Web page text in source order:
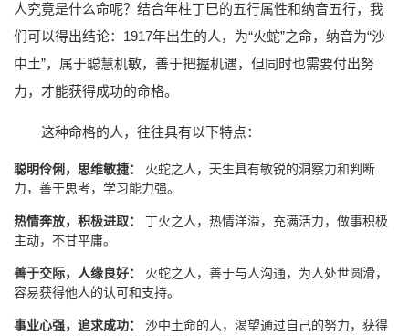
人究竟是什么命呢？结合年柱丁巳的五行属性和纳音五行，我
们可以得出结论：1917年出生的人，为“火蛇”之命，纳音为“沙
中土”，属于聪慧机敏，善于把握机遇，但同时也需要付出努
力，才能获得成功的命格。
这种命格的人，往往具有以下特点：
聪明伶俐，思维敏捷：
火蛇之人，天生具有敏锐的洞察力和判断
力，善于思考，学习能力强。
热情奔放，积极进取：
丁火之人，热情洋溢，充满活力，做事积极
主动，不甘平庸。
善于交际，人缘良好：
火蛇之人，善于与人沟通，为人处世圆滑，
容易获得他人的认可和支持。
事业心强，追求成功：
沙中土命的人，渴望通过自己的努力，获得